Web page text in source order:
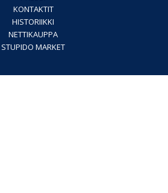
KONTAKTIT
HISTORIIKKI
NETTIKAUPPA
STUPIDO MARKET